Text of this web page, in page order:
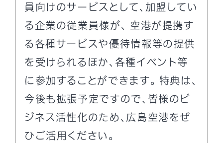
員向けのサービスとして、加盟してい
る企業の従業員様が、 空港が提携す
る各種サービスや優待情報等の提供
を受けられるほか、各種イベント等
に参加することができます。 特典は、
今後も拡張予定ですので、皆様のビ
ジネス活性化のため、広島空港をぜ
ひご活用ください。